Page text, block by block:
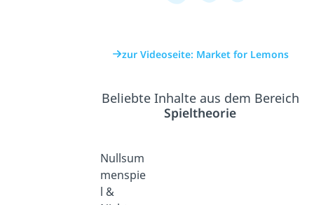
zur Videoseite: Market for Lemons
Beliebte Inhalte aus dem Bereich
Spieltheorie
Nullsum
menspie
l &